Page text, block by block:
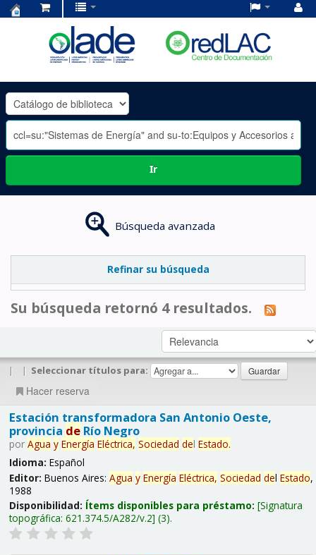
OLADE
-
Ir
Búsqueda avanzada
Refinar su búsqueda
Su búsqueda retornó 4 resultados.
| | Seleccionar títulos para:
Hacer reserva
Estación transformadora San Antonio Oeste,
provincia deRío Negro
por Agua y Energía Eléctrica, Sociedad del Estado.
Idioma: Español
Editor: Buenos Aires: Agua y Energía Eléctrica, Sociedad del Estado,
1988
Disponibilidad: Ítems disponibles para préstamo: Signatura
topográfica: 621.374.5/A282/v.2 (3).